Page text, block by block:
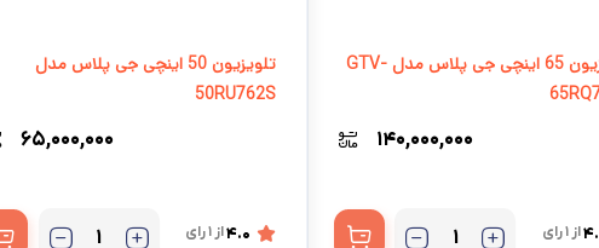
تلویزیون 65 اینچی جی پلاس مدل GTV-
۱۴۰,۰۰۰,۰۰۰
از 1 رای
تلویزیون 50 اینچی جی پلاس مدل
50RU762S
۶۵,۰۰۰,۰۰۰
4.0از 1 رای